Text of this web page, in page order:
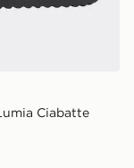
Ciabatte